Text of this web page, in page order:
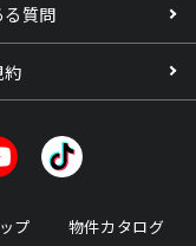
る質問
プ 物件カタログ